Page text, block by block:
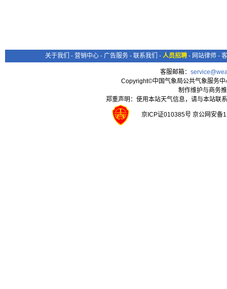
关于我们 - 营销中心 - 广告服务 - 联系我们 - 人员招聘 - 网站律师 -
客服邮箱：
Copyright©中国气象局公共气象服务
制作维护与商务
郑重声明：使用本站天气信息，请与本站联
京ICP证010385号 京公网安备